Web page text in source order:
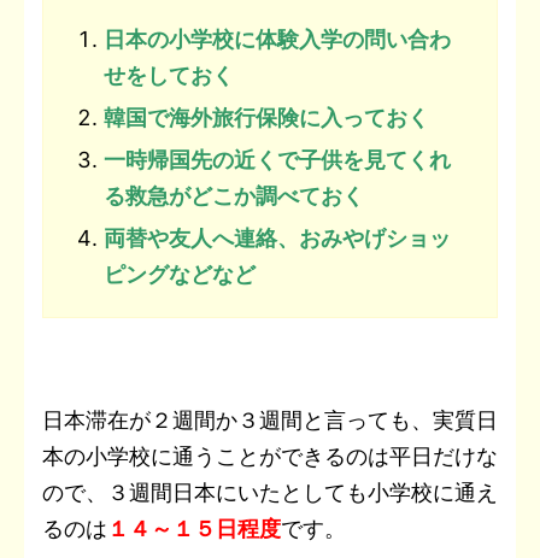
日本の小学校に体験入学の問い合わ
せをしておく
韓国で海外旅行保険に入っておく
一時帰国先の近くで子供を見てくれ
る救急がどこか調べておく
両替や友人へ連絡、おみやげショッ
ピングなどなど
日本滞在が２週間か３週間と言っても、実質日
本の小学校に通うことができるのは平日だけな
ので、３週間日本にいたとしても小学校に通え
るのは １４～１５日程度です。